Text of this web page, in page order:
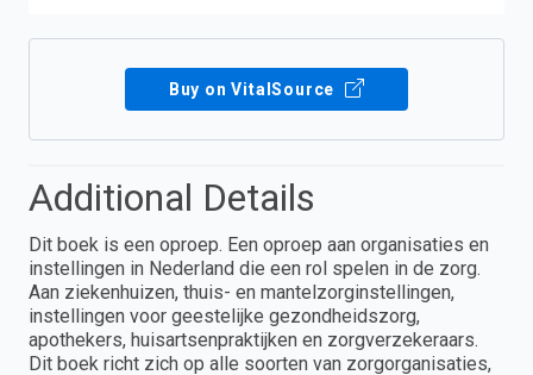
Buy on VitalSource
Additional Details
Dit boek is een oproep. Een oproep aan organisaties en
instellingen in Nederland die een rol spelen in de zorg.
Aan ziekenhuizen, thuis- en mantelzorginstellingen,
instellingen voor geestelijke gezondheidszorg,
apothekers, huisartsenpraktijken en zorgverzekeraars.
Dit boek richt zich op alle soorten van zorgorganisaties,